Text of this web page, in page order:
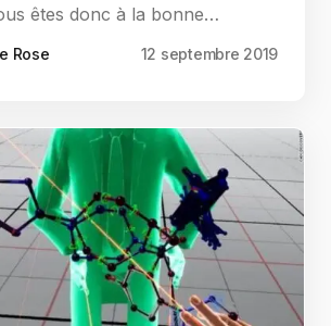
êtes donc à la bonne…
Rose 12 septembre 2019